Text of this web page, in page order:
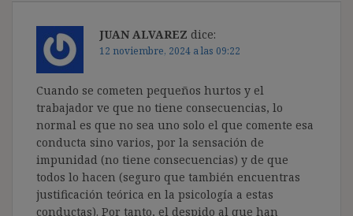
JUAN ALVAREZ dice:
12 noviembre, 2024 a las 09:22
Cuando se cometen pequeños hurtos y el
trabajador ve que no tiene consecuencias, lo
normal es que no sea uno solo el que comente esa
conducta sino varios, por la sensación de
impunidad (no tiene consecuencias) y de que
todos lo hacen (seguro que también encuentras
justificación teórica en la psicología a estas
conductas). Por tanto, el despido al que han